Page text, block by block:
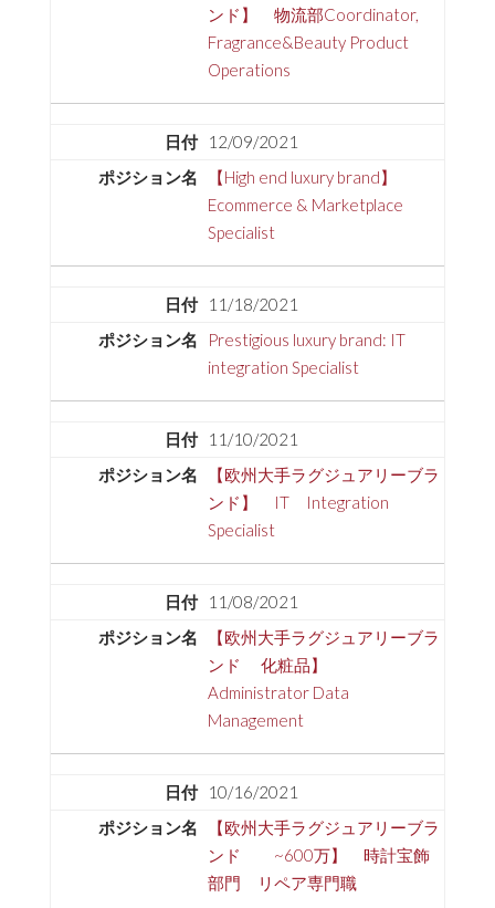
ンド】 物流部Coordinator,
Fragrance&Beauty Product
Operations
12/09/2021
【High end luxury brand】
Ecommerce & Marketplace
Specialist
11/18/2021
Prestigious luxury brand: IT
integration Specialist
11/10/2021
【欧州大手ラグジュアリーブラ
ンド】 IT Integration
Specialist
11/08/2021
【欧州大手ラグジュアリーブラ
ンド 化粧品】
Administrator Data
Management
10/16/2021
【欧州大手ラグジュアリーブラ
ンド ~600万】 時計宝飾
部門 リペア専門職